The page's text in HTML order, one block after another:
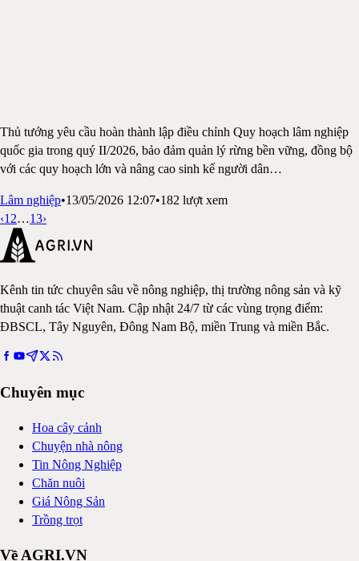
Thủ tướng yêu cầu hoàn thành lập điều chỉnh Quy hoạch lâm nghiệp
quốc gia trong quý II/2026, bảo đảm quản lý rừng bền vững, đồng bộ
với các quy hoạch lớn và nâng cao sinh kế người dân…
Lâm nghiệp•13/05/2026 12:07•182 lượt xem
‹1 2…13›
Kênh tin tức chuyên sâu về nông nghiệp, thị trường nông sản và kỹ
thuật canh tác Việt Nam. Cập nhật 24/7 từ các vùng trọng điểm:
ĐBSCL, Tây Nguyên, Đông Nam Bộ, miền Trung và miền Bắc.
Chuyên mục
Hoa cây cảnh
Chuyện nhà nông
Tin Nông Nghiệp
Chăn nuôi
Giá Nông Sản
Trồng trọt
Về AGRI.VN